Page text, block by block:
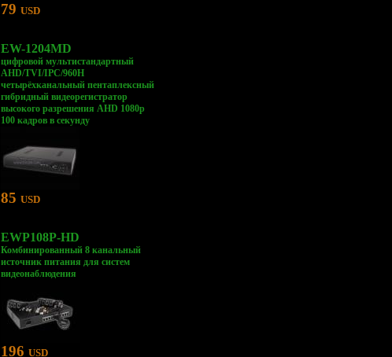
79 USD
EW-1204MD
цифровой мультистандартный
AHD/TVI/IPC/960H
четырёхканальный пентаплексный
гибридный видеорегистратор
высокого разрешения AHD 1080p
100 кадров в секунду
85 USD
EWP108P-HD
Комбинированный 8 канальный
источник питания для систем
видеонаблюдения
196 USD